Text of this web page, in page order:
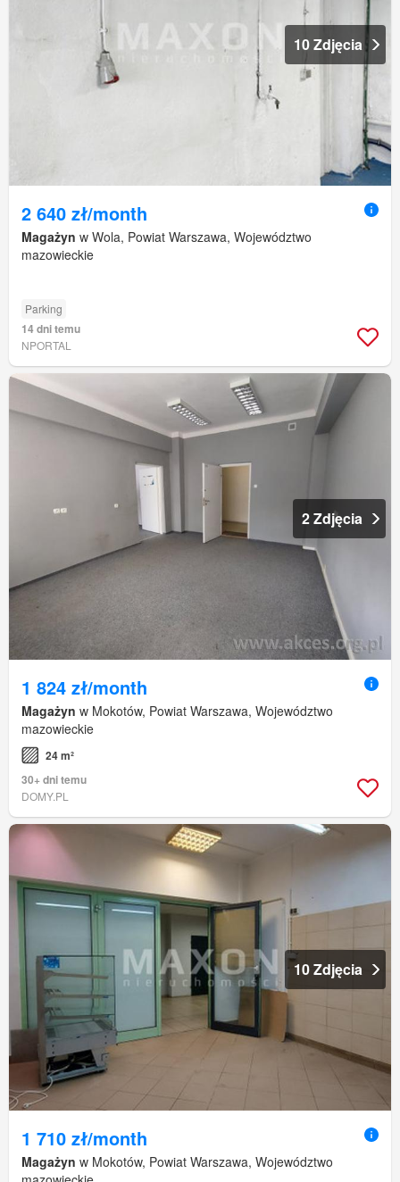
10 Zdjęcia
2 640 zł/month
Magażyn w Wola, Powiat Warszawa, Województwo
mazowieckie
Parking
14 dni temu
NPORTAL
2 Zdjęcia
1 824 zł/month
Magażyn w Mokotów, Powiat Warszawa, Województwo
mazowieckie
24 m²
30+ dni temu
DOMY.PL
10 Zdjęcia
1 710 zł/month
Magażyn w Mokotów, Powiat Warszawa, Województwo